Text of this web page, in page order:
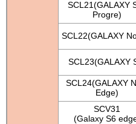
SCL21(GALAXY
Progre)
SCL22(GALAXY
SCL23(GALAXY
SCL24(GALAXY
Edge)
SCV31
(Galaxy S6